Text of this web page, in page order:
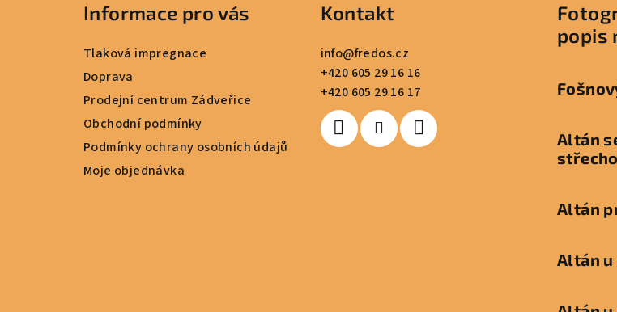
Informace pro vás
Tlaková impregnace
Doprava
Prodejní centrum Zádveřice
Obchodní podmínky
Podmínky ochrany osobních údajů
Moje objednávka
Kontakt
info@fredos.cz
+420 605 29 16 16
+420 605 29 16 17
popis
Altán
Altán
Altán